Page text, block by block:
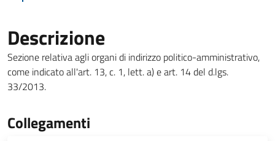
Descrizione
Sezione relativa agli organi di indirizzo politico-amministrativo,
come indicato all'art. 13, c. 1, lett. a) e art. 14 del d.lgs.
33/2013.
Collegamenti